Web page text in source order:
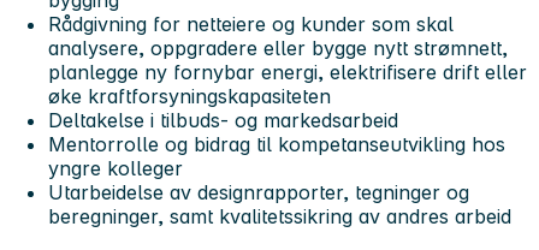
Rådgivning for netteiere og kunder som skal
analysere, oppgradere eller bygge nytt strømnett,
planlegge ny fornybar energi, elektrifisere drift eller
øke kraftforsyningskapasiteten
Deltakelse i tilbuds- og markedsarbeid
Mentorrolle og bidrag til kompetanseutvikling hos
yngre kolleger
Utarbeidelse av designrapporter, tegninger og
beregninger, samt kvalitetssikring av andres arbeid